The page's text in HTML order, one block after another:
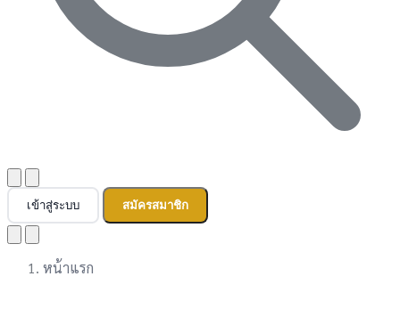
เข้าสู่ระบบ สมัครสมาชิก
หน้าแรก